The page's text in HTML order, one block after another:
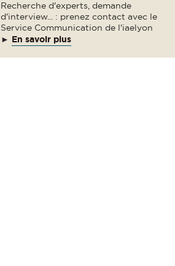
Recherche d'experts, demande
d'interview... : prenez contact avec le
Service Communication de l'iaelyon
► En savoir plus